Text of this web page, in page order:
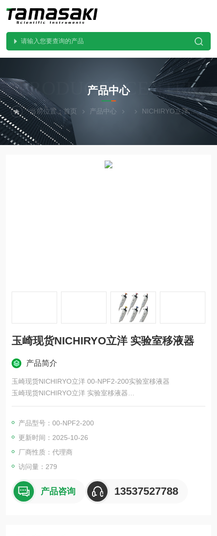
PRODUCTS CENTER
产品中心
当前位置：首页 产品中心 NICHIRYO立洋 00-
玉崎现货NICHIRYO立洋 实验室移液器
产品简介
玉崎现货NICHIRYO立洋 00-NPF2-200实验室移液器
玉崎现货NICHIRYO立洋 实验室移液器
立洋微量移液器“Nichipet“可整支高温灭菌，其包含按钮按压阻力
另外，立洋的微量移液器产品种类繁多，从适合学生练习的入门
级型号到各种其他型号。
产品型号：00-NPF2-200
更新时间：2025-10-26
厂商性质：代理商
访问量：279
产品咨询 13537527788